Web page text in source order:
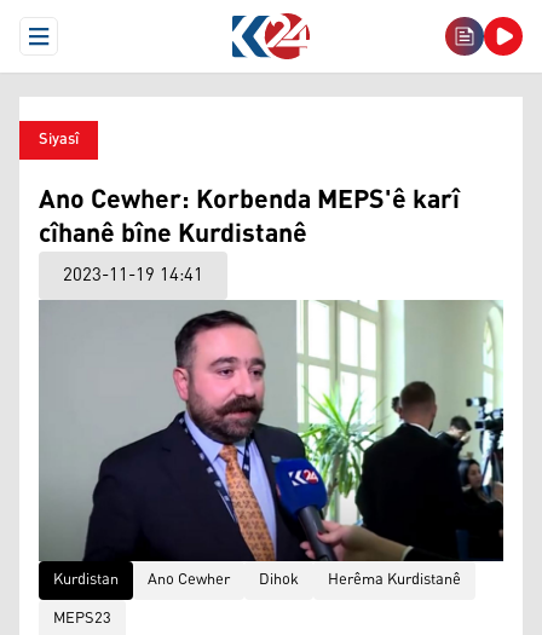
Open Menu
Siyasî
Ano Cewher: Korbenda MEPS'ê karî
cîhanê bîne Kurdistanê
2023-11-19 14:41
Kurdistan Ano Cewher Dihok
Herêma Kurdistanê
MEPS23